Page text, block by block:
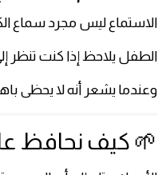
الاستماع ليس مجرد سماع
الطفل يلاحظ إذا كنت تنظر
وعندما يشعر أنه لا يحظى
🌱 كيف نحافظ